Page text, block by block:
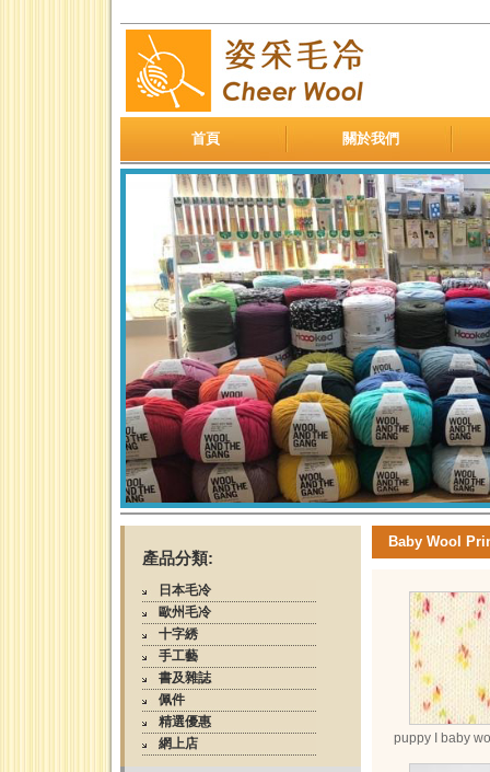
首頁 關於我們
產品分類:
日本毛冷
歐州毛冷
十字綉
手工藝
書及雜誌
佩件
精選優惠
網上店
Baby Wool
puppy I baby